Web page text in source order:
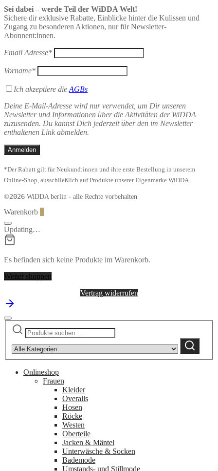
Sei dabei – werde Teil der WiDDA Welt!
Sichere dir exklusive Rabatte, Einblicke hinter die Kulissen und
Zugang zu besonderen Aktionen, nur für Newsletter-
Abonnent:innen.
Email Adresse*
Vorname*
Ich akzeptiere die AGBs
Deine E-Mail-Adresse wird nur verwendet, um Dir unseren
Newsletter und Informationen über die Aktivitäten der WiDDA
zuzusenden. Du kannst Dich jederzeit über den im Newsletter
enthaltenen Link abmelden.
*Der Rabatt gilt für Neukund:innen und ihre erste Bestellung in unserem
Online-Shop, ausschließlich auf Produkte unserer Eigenmarke WiDDA.
©2026 WiDDA berlin - alle Rechte vorbehalten
Warenkorb
Updating…
Es befinden sich keine Produkte im Warenkorb.
Weiter shoppen
Vertrag widerrufen
Suchen
nach:
category:
Suchen
Onlineshop
Frauen
Kleider
Overalls
Hosen
Röcke
Westen
Oberteile
Jacken & Mäntel
Unterwäsche & Socken
Bademode
Umstands- und Stillmode